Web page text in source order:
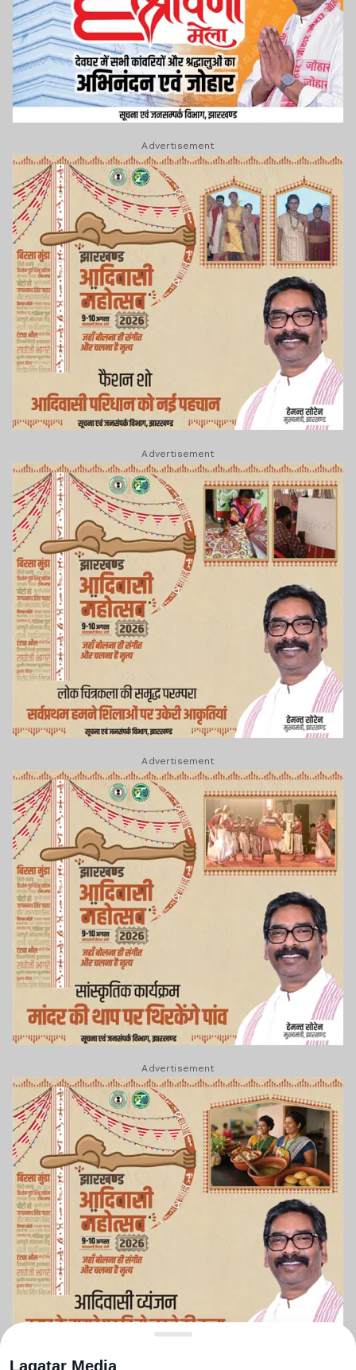
Advertisement
Advertisement
Advertisement
Advertisement
Lagatar Media